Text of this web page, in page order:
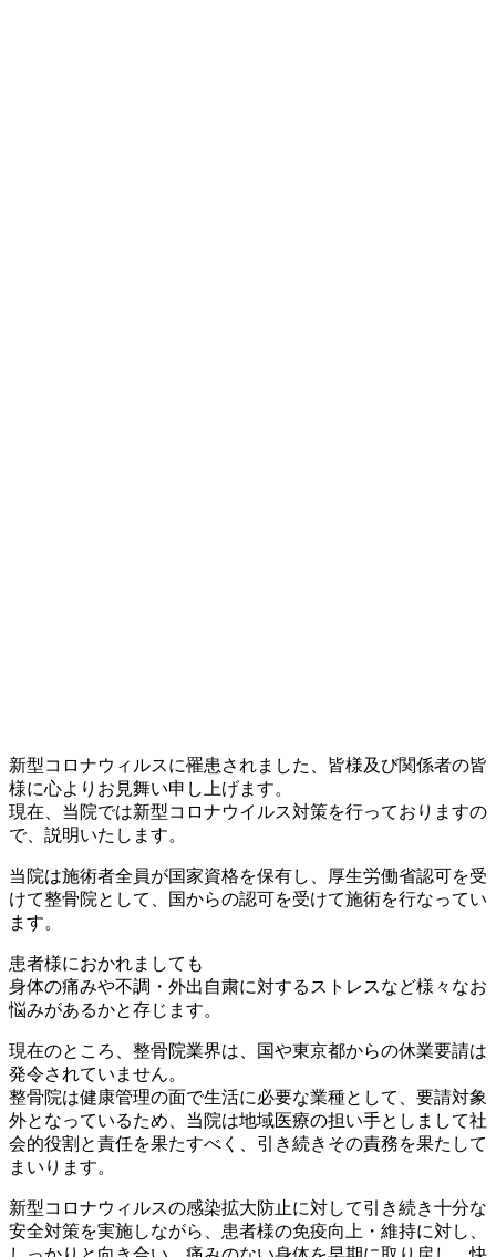
新型コロナウィルスに罹患されました、皆様及び関係者の皆
様に心よりお見舞い申し上げます。
現在、当院では新型コロナウイルス対策を行っておりますの
で、説明いたします。
当院は施術者全員が国家資格を保有し、厚生労働省認可を受
けて整骨院として、国からの認可を受けて施術を行なってい
ます。
患者様におかれましても
身体の痛みや不調・外出自粛に対するストレスなど様々なお
悩みがあるかと存じます。
現在のところ、整骨院業界は、国や東京都からの休業要請は
発令されていません。
整骨院は健康管理の面で生活に必要な業種として、要請対象
外となっているため、当院は地域医療の担い手としまして社
会的役割と責任を果たすべく、引き続きその責務を果たして
まいります。
新型コロナウィルスの感染拡大防止に対して引き続き十分な
安全対策を実施しながら、患者様の免疫向上・維持に対し、